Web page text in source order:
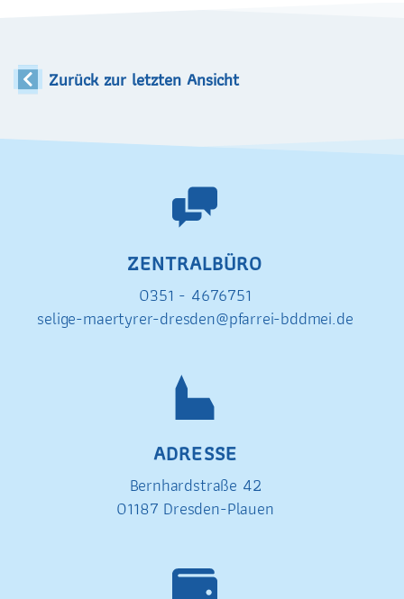
Zurück zur letzten Ansicht
ZENTRALBÜRO
0351 - 4676751
selige-maertyrer-dresden@pfarrei-bddmei.de
ADRESSE
Bernhardstraße 42
01187 Dresden-Plauen